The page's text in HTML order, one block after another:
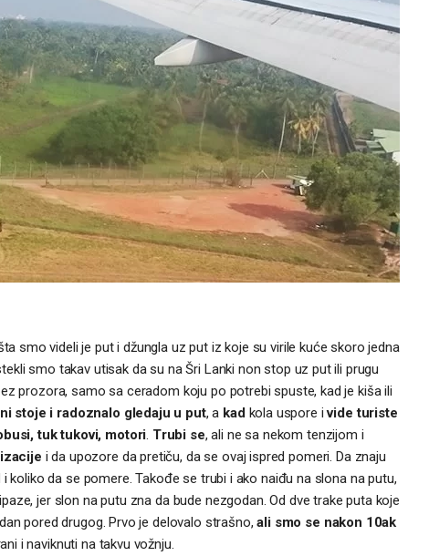
smo videli je put i džungla uz put iz koje su virile kuće skoro jedna
smo takav utisak da su na Šri Lanki non stop uz put ili prugu
prozora, samo sa ceradom koju po potrebi spuste, kad je kiša ili
stoje i radoznalo gledaju u put, a kadkola uspore ivide turiste
tuk tukovi, motori. Trubi se, ali ne sa nekom tenzijom i
i da upozore da pretiču, da se ovaj ispred pomeri. Da znaju
koliko da se pomere. Takođe se trubi i ako naiđu na slona na putu,
jer slon na putu zna da bude nezgodan. Od dve trake puta koje
pored drugog. Prvo je delovalo strašno,ali smo se nakon 10ak
i naviknuti na takvu vožnju.